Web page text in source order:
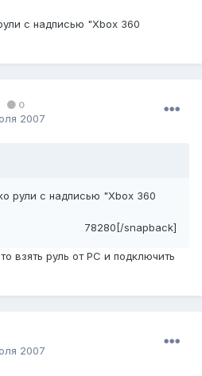
с надписью "Xbox 360
0
2007
рули с надписью "Xbox 360
78280[/snapback]
взять руль от PC и подключить
2007